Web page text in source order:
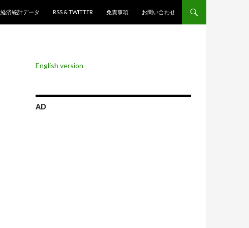
経済統計データ
RSS & TWITTER 免責事項 お問い合わせ
English version
AD